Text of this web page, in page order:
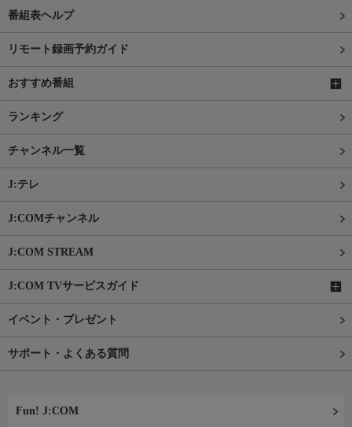
番組表ヘルプ
リモート録画予約ガイド
おすすめ番組
ランキング
チャンネル一覧
J:テレ
J:COMチャンネル
J:COM STREAM
J:COM TVサービスガイド
イベント・プレゼント
サポート・よくある質問
Fun! J:COM